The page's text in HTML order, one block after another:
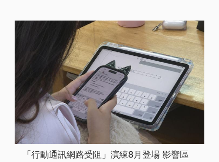
「行動通訊網路受阻」演練8月登場 影響區